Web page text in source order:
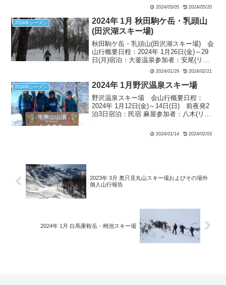
2024/05/05 2024/05/20
2024年シーズン
2024年 1月 秋田駒ケ岳・乳頭山
(田沢湖スキー場)
秋田駒ケ岳・乳頭山(田沢湖スキー場) 会
山行概要日程：2024年 1月26日(金)～29
日(月)宿泊：大釜温泉参加者：安尾(リー
ダー、後半記録)、常本(サブリーダー、前
半記録) 1月26日(金) 田沢湖スキー場にて
ゲレンデスキー天候：曇り ...
2024/01/29 2024/02/21
2024年シーズン 2024年 1月野沢温泉スキー場
野沢温泉スキー場 会山行概要日程：
2024年 1月12日(金)～14日(日) 前夜発2
泊3日宿泊：民宿 麻屋参加者：八木(リー
民宿をベースに、ゲレンデ滑降練習を...
2024/01/14 2024/02/03
2023年 3月 奥只見丸山スキー場およびその場外
個人山行報告
2024年 1月 白馬乗鞍岳・栂池スキー場